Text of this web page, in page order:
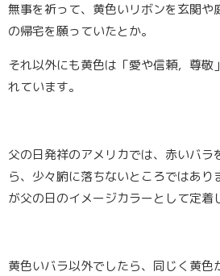
無事を祈って、黄色いリボンを玄関や
の帰宅を願っていたとか。
それ以外にも黄色は「愛や信頼，尊敬
れています。
父の日発祥のアメリカでは、赤いバラ
ら、少々腑に落ちないところではあ
が父の日のイメージカラーとして定着
黄色いバラ以外でしたら、同じく黄色